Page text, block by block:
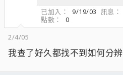
已加入
9/19/03 訊息
點數
0
2/4/05
我查了好久都找不到如何分辨